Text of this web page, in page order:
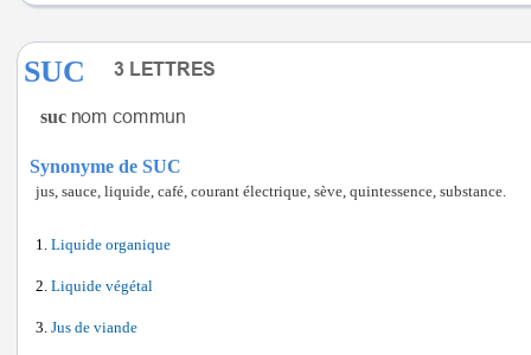
SUC
suc
Synonyme de SUC
jus, sauce, liquide, café, courant électrique, sève, quintessence, substance.
Liquide organique
Liquide végétal
Jus de viande